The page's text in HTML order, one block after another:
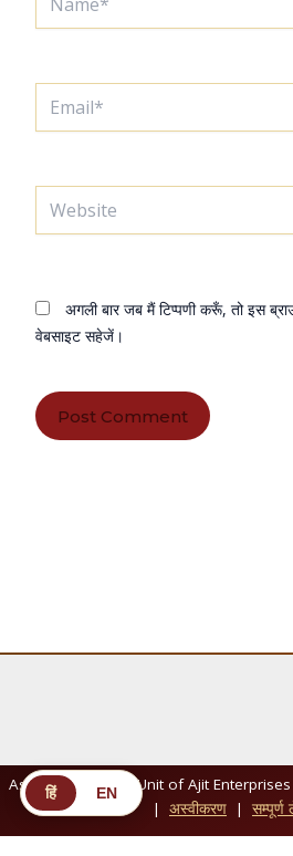
अगली बार जब मैं टिप्पणी करूँ, तो इस
वेबसाइट सहेजें।
AstroVgyaan — A Unit of Ajit
| अस्वीकरण |
हिं EN